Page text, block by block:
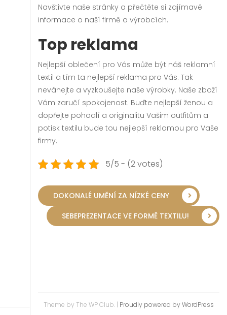
Navštivte naše stránky a přečtěte si zajímavé
informace o naší firmě a výrobcích.
Top reklama
Nejlepší oblečení pro Vás může být náš reklamní
textil a tím ta nejlepší reklama pro Vás. Tak
neváhejte a vyzkoušejte naše výrobky. Naše zboží
Vám zaručí spokojenost. Buďte nejlepší ženou a
dopřejte pohodlí a originalitu Vašim outfitům a
potisk textilu bude tou nejlepší reklamou pro Vaše
firmy.
5/5 - (2 votes)
DOKONALÉ UMĚNÍ ZA NÍZKÉ CENY
SEBEPREZENTACE VE FORMĚ TEXTILU!
Theme by The WP Club. | Proudly powered by WordPress